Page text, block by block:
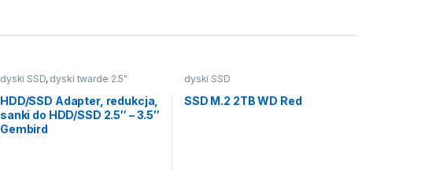
dyski SSD, dyski twarde 2.5"
HDD/SSD Adapter, redukcja,
sanki do HDD/SSD 2.5″ – 3.5″
Gembird
dyski SSD
SSD M.2 2TB WD Red